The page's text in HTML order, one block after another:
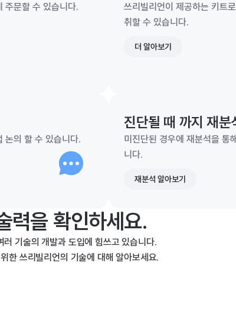
주문할 수 있습니다.
쓰리빌리언이 제공하는 키트
취할 수 있습니다.
더 알아보기
논의 할 수 있습니다.
진단될 때 까지 재분
미진단된 경우에 재분석을 통
니다.
재분석 알아보기
력을 확인하세요.
기술의 개발과 도입에 힘쓰고 있습니다.
한 쓰리빌리언의 기술에 대해 알아보세요.